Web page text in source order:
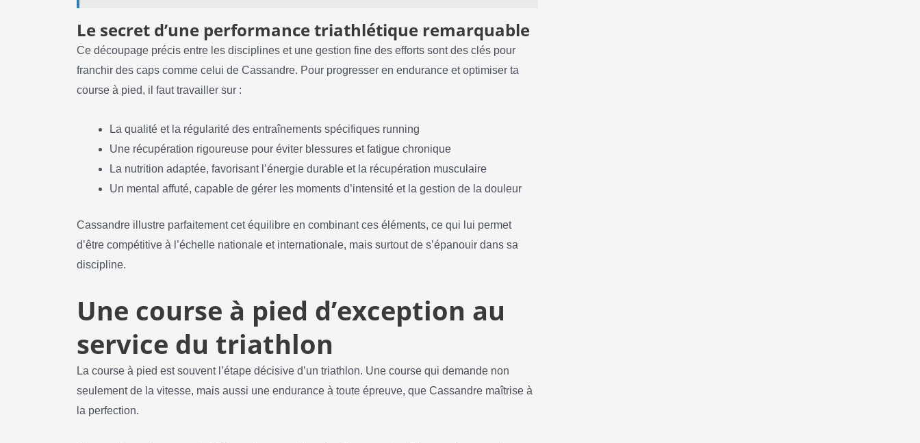
Le secret d’une performance triathlétique remarquable
Ce découpage précis entre les disciplines et une gestion fine des efforts sont des clés pour
franchir des caps comme celui de Cassandre. Pour progresser en endurance et optimiser ta
course à pied, il faut travailler sur :
La qualité et la régularité des entraînements spécifiques running
Une récupération rigoureuse pour éviter blessures et fatigue chronique
La nutrition adaptée, favorisant l’énergie durable et la récupération musculaire
Un mental affuté, capable de gérer les moments d’intensité et la gestion de la douleur
Cassandre illustre parfaitement cet équilibre en combinant ces éléments, ce qui lui permet
d’être compétitive à l’échelle nationale et internationale, mais surtout de s’épanouir dans sa
discipline.
Une course à pied d’exception au
service du triathlon
La course à pied est souvent l’étape décisive d’un triathlon. Une course qui demande non
seulement de la vitesse, mais aussi une endurance à toute épreuve, que Cassandre maîtrise à
la perfection.